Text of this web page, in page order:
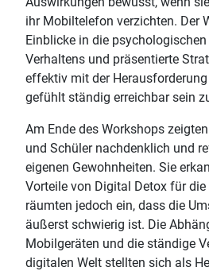
ihr Mobiltelefon verzichten. Der
Einblicke in die
Verhaltens und präsentierte
effektiv mit der
gefühlt ständig erreichbar sein
Am Ende des Workshops
und Schüler nachdenklich und
eigenen Gewohnheiten. Sie
Vorteile von Digital Detox für
räumten jedoch ein, dass die
äußerst schwierig ist. Die
Mobilgeräten und die ständige
digitalen Welt stellten sich als